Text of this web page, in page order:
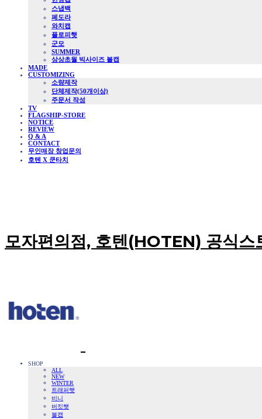
스냅백
페도라
와치캡
플로피햇
군모
SUMMER
상상초월 빅사이즈 볼캡
MADE
CUSTOMIZING
소량제작
단체제작(50개이상)
주문서 작성
TV
FLAGSHIP-STORE
NOTICE
REVIEW
Q & A
CONTACT
무인매장 창업문의
호텐 X 쿤타치
모자편의점, 호텐(HOTEN) 공식스
SHOP
ALL
NEW
WINTER
트래퍼햇
비니
버킷햇
볼캡